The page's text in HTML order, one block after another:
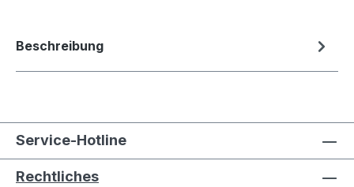
Beschreibung
Service-Hotline
Rechtliches